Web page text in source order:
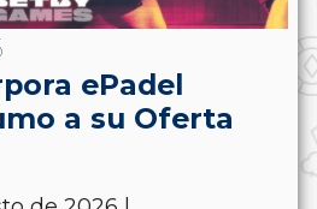
ePadel
a su Oferta